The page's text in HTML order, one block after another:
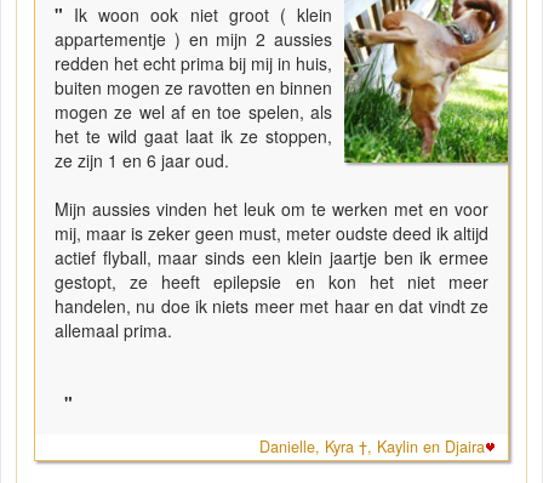
" Ik woon ook niet groot ( klein
appartementje ) en mijn 2 aussies
redden het echt prima bij mij in huis,
buiten mogen ze ravotten en binnen
mogen ze wel af en toe spelen, als
het te wild gaat laat ik ze stoppen,
ze zijn 1 en 6 jaar oud.
Mijn aussies vinden het leuk om te werken met en voor
mij, maar is zeker geen must, meter oudste deed ik altijd
actief flyball, maar sinds een klein jaartje ben ik ermee
gestopt, ze heeft epilepsie en kon het niet meer
handelen, nu doe ik niets meer met haar en dat vindt ze
allemaal prima.
"
Danielle, Kyra †, Kaylin en Djaira